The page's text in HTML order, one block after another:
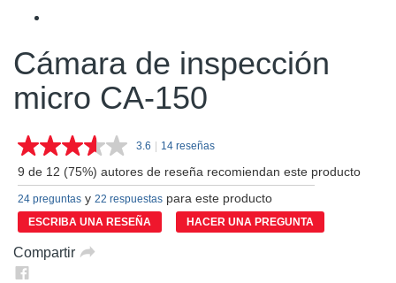
Cámara de inspección
micro CA-150
3.6 Lea
reseñas.
Enlace
en
misma
| 14 reseñas
9 de 12 (75%) autores de reseña recomiendan este producto
24 preguntas y 22 respuestas para este producto
ESCRIBA UNA RESEÑA HACER UNA PREGUNTA
Compartir